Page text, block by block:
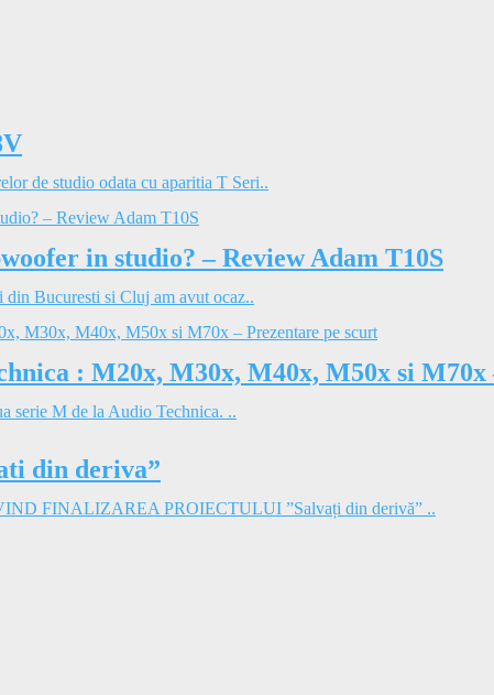
de studio odata cu aparitia T Seri..
in studio? – Review Adam T10S
Bucuresti si Cluj am avut ocaz..
: M20x, M30x, M40x, M50x si M70x
serie M de la Audio Technica. ..
din deriva”
FINALIZAREA PROIECTULUI ”Salvați din derivă” ..